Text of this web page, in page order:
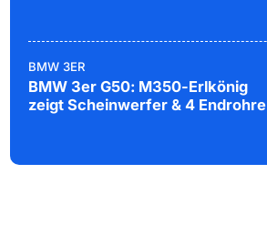
BMW 3ER
BMW 3er G50: M350-Erlkönig
zeigt Scheinwerfer & 4 Endrohre